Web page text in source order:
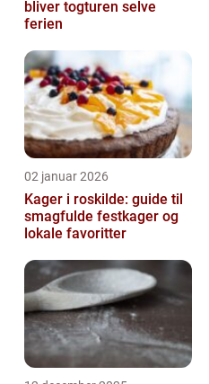
bliver togturen selve
ferien
02 januar 2026
Kager i roskilde: guide til
smagfulde festkager og
lokale favoritter